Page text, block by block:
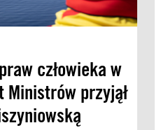
człowieka w
Ministrów przyjął